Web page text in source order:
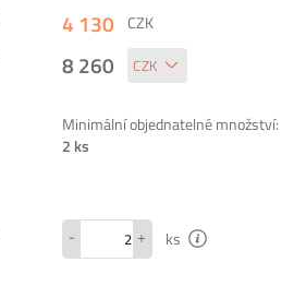
4 130
CZK
8 260
Minimální objednatelné množství:
2 ks
- + ks